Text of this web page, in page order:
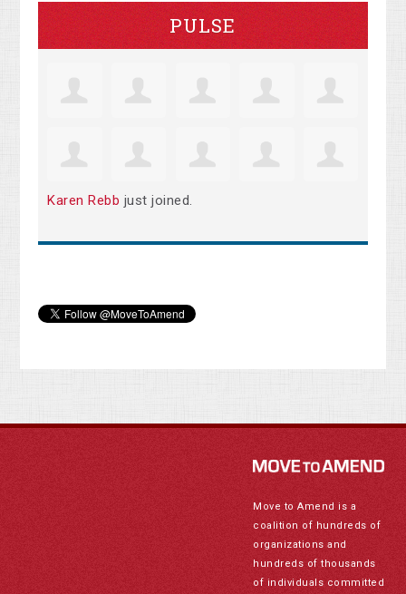
PULSE
Karen Rebb just joined.
Move to Amend is a
coalition of hundreds of
organizations and
hundreds of thousands
of individuals committed